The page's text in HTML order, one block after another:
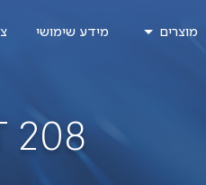
מוצרים מידע שימושי
208